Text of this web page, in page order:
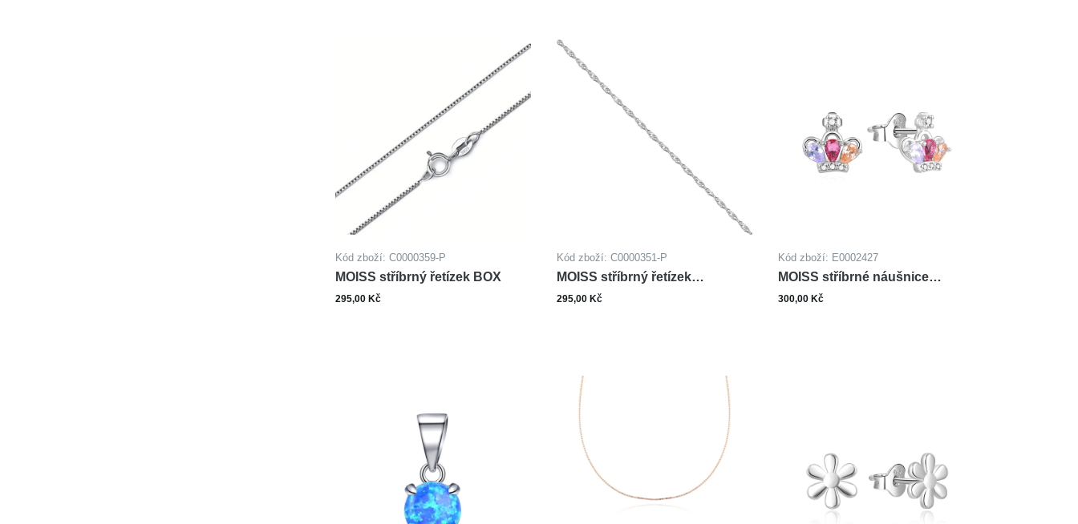
Kód zboží: C0000359-P
MOISS stříbrný řetízek BOX
295,00 Kč
Kód zboží: C0000351-P
MOISS stříbrný řetízek
SINGAPORE
295,00 Kč
Kód zboží: E0002427
MOISS stříbrné náušnice
KORUNKA
300,00 Kč